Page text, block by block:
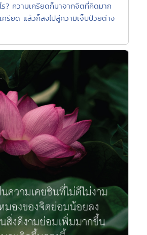
ร? ความเครียดก็มาจากจิตที่คิดมาก
ครียด แล้วก็ลงไปสู่ความเจ็บป่วยต่าง